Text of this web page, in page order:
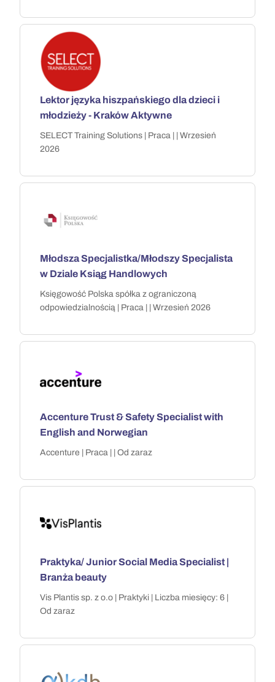
Lektor języka hiszpańskiego dla dzieci i
młodzieży - Kraków Aktywne
SELECT Training Solutions | Praca | | Wrzesień
2026
Młodsza Specjalistka/Młodszy Specjalista
w Dziale Ksiąg Handlowych
Księgowość Polska spółka z ograniczoną
odpowiedzialnością | Praca | | Wrzesień 2026
Accenture Trust & Safety Specialist with
English and Norwegian
Accenture | Praca | | Od zaraz
Praktyka/ Junior Social Media Specialist |
Branża beauty
Vis Plantis sp. z o.o | Praktyki | Liczba miesięcy: 6 |
Od zaraz